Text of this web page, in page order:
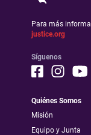
Para más
justice.org
Síguenos
Quiénes Somos
Misión
Equipo y Junta